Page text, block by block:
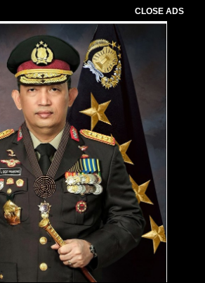
CLOSE ADS